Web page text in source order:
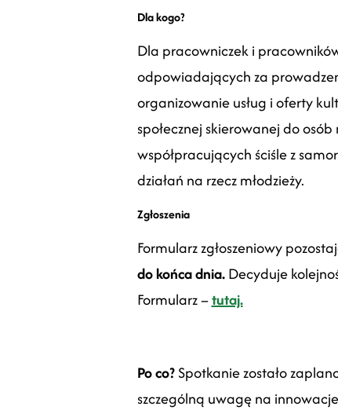
Dla kogo?
Dla pracowniczek i
odpowiadających za
organizowanie usług i oferty
społecznej skierowanej do osób
współpracujących ściśle z
działań na rzecz młodzieży.
Zgłoszenia
Formularz zgłoszeniowy
do końca dnia. Decyduje
Formularz –tutaj.
Po co?Spotkanie zostało
szczególną uwagę na